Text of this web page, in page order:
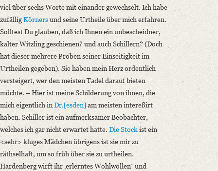
viel über sechs Worte mit einander gewechselt. Ich habe
zufälligKörnersund seine Urtheile über mich erfahren.
Solltest Du glauben, daß ich Ihnen ein unbescheidner,
kalter Witzling geschienen? und auch Schillern? (Doch
hat dieser mehrere Proben seiner Einseitigkeit im
Urtheilen gegeben). Sie haben mein Herz ordentlich
versteigert, wer den meisten Tadel darauf bieten
möchte. – Hier ist meine Schilderung von ihnen, die
mich eigentlich inDr.[esden]am meisten intereßirt
haben. Schiller ist ein aufmerksamer Beobachter,
welches ich gar nicht erwartet hatte. Die Stockist ein
<sehr> kluges Mädchen übrigens ist sie mir zu
räthselhaft, um so früh über sie zu urtheilen.
Hardenberg wirft ihr ‚erlerntes Wohlwollenʻ und